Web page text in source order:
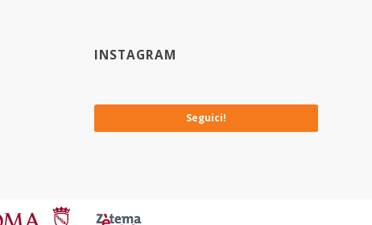
INSTAGRAM
Seguici!